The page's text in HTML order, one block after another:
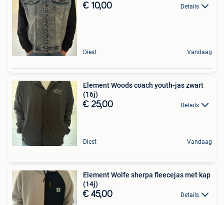
€ 10,00 Details
Diest Vandaag
Element Woods coach youth-jas zwart
(16j)
€ 25,00 Details
Diest Vandaag
Element Wolfe sherpa fleecejas met kap
(14j)
€ 45,00 Details